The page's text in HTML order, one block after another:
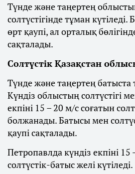
Түнде және таңертең
солтүстігінде тұман
өрт қаупі, ал орталық
сақталады.
Солтүстік Қазақстан
Түнде және таңертең батыста
Күндіз облыстың солтүстігі
екпіні 15 – 20 м/с соғатын
болжанады. Батысы мен
қаупі сақталады.
Петропавлда күндіз екпіні
солтүстік-батыс желі күтіледі.